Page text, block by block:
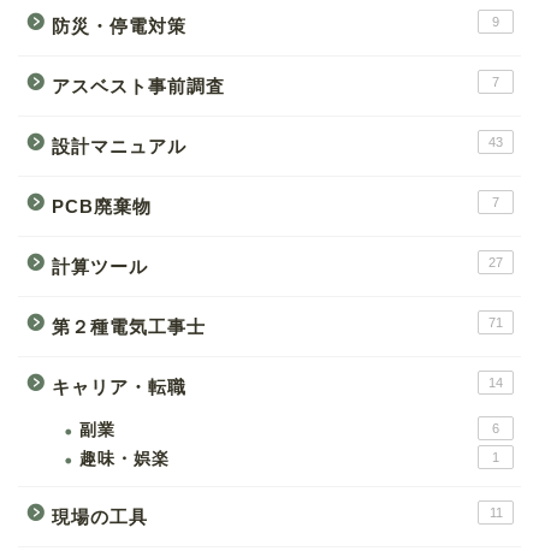
防災・停電対策 9
アスベスト事前調査 7
設計マニュアル 43
PCB廃棄物 7
計算ツール 27
第２種電気工事士 71
キャリア・転職 14
副業 6
趣味・娯楽 1
現場の工具 11